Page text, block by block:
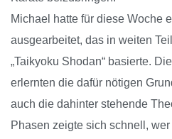
Michael hatte für diese Woche
ausgearbeitet, das in weiten
„Taikyoku Shodan“ basierte.
erlernten die dafür nötigen
auch die dahinter stehende
Phasen zeigte sich schnell,